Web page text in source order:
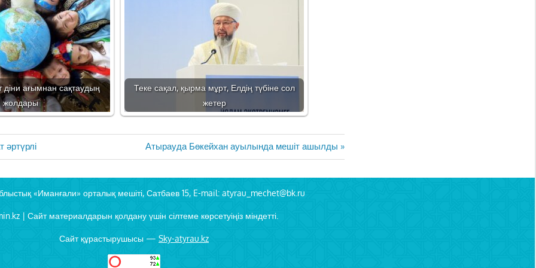
ағымнан сақтаудың
жолдары
Теке сақал, қырма мұрт, Елдің түбіне сол
жетер
әртүрлі
Next
Post:
Атырауда Бөкейхан ауылында мешіт ашылды
«Иманғали» орталық мешіті, Сатбаев 15, E-mail: atyrau_mechet@bk.ru
| Сайт материалдарын қолдану үшін сілтеме көрсетуіңіз міндетті.
Сайт құрастырушысы — Sky-atyrau.kz